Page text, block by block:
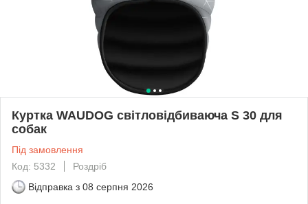
Куртка WAUDOG світловідбиваюча S 30 для
собак
Під замовлення
Код: 5332
Роздріб
Відправка з 08 серпня 2026